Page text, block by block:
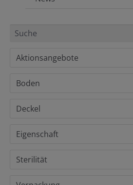
Aktionsangebote
Boden
Deckel
Eigenschaft
Sterilität